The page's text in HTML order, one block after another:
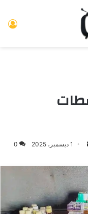
أرسل
إلكترونيا
1 ديسمبر، 2025 0